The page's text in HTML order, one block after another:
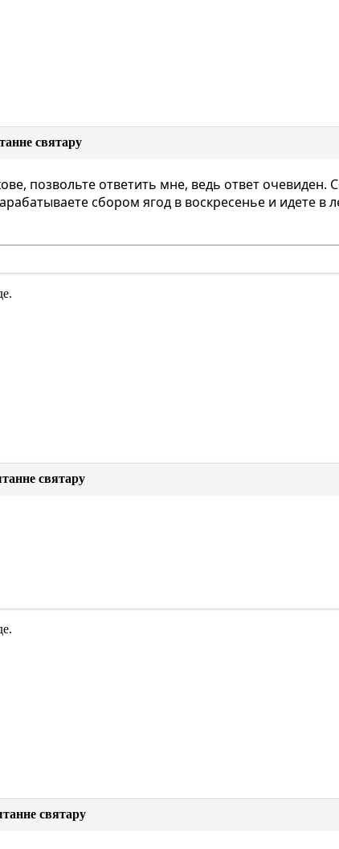
святару
позвольте ответить мне, ведь ответ очевиден.
сбором ягод в воскресенье и идете в
святару
святару